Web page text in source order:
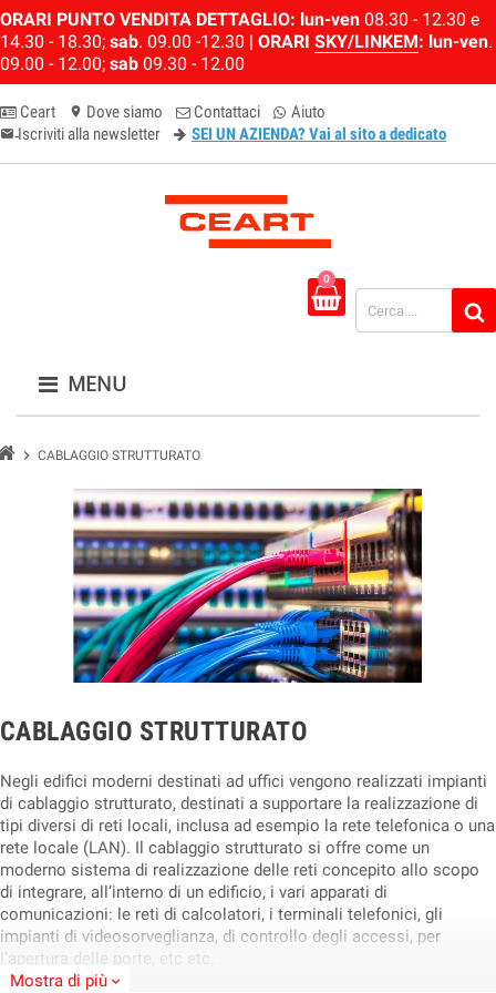
ORARI PUNTO VENDITA DETTAGLIO: lun-ven 08.30 - 12.30 e
14.30 - 18.30; sab. 09.00 -12.30 | ORARI SKY/LINKEM: lun-ven.
09.00 - 12.00; sab 09.30 - 12.00
Ceart location_on Dove siamo Contattaci Aiuto
email-newsletter
Iscriviti alla newsletter SEI UN AZIENDA? Vai al sito a dedicato
0
MENU
chevron_right CABLAGGIO STRUTTURATO
CABLAGGIO STRUTTURATO
Negli edifici moderni destinati ad uffici vengono realizzati impianti
di cablaggio strutturato, destinati a supportare la realizzazione di
tipi diversi di reti locali, inclusa ad esempio la rete telefonica o una
rete locale (LAN). Il cablaggio strutturato si offre come un
moderno sistema di realizzazione delle reti concepito allo scopo
di integrare, all’interno di un edificio, i vari apparati di
comunicazioni: le reti di calcolatori, i terminali telefonici, gli
impianti di videosorveglianza, di controllo degli accessi, per
l’apertura delle porte, etc etc.
Mostra di più expand_more